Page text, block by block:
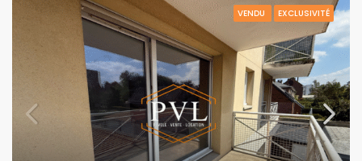
VENDU EXCLUSIVITÉ